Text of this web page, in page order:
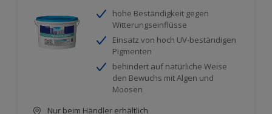
hohe Beständigkeit gegen
Witterungseinflüsse
Einsatz von hoch UV-beständigen
Pigmenten
behindert auf natürliche Weise
den Bewuchs mit Algen und
Moosen
Nur beim Händler erhältlich